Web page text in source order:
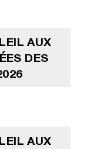
AUX
DES
AUX